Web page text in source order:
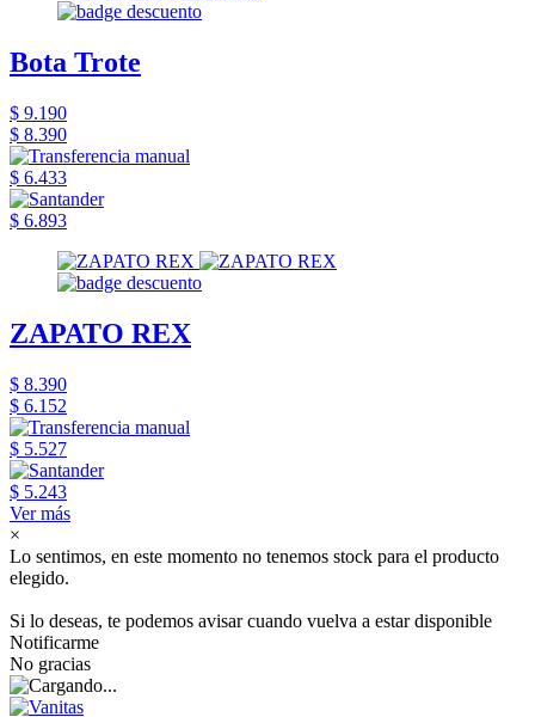
Bota Trote
$ 9.190
$ 8.390
$ 6.433
$ 6.893
ZAPATO REX
$ 8.390
$ 6.152
$ 5.527
$ 5.243
Ver más
×
Lo sentimos, en este momento no tenemos stock para el producto
elegido.
Si lo deseas, te podemos avisar cuando vuelva a estar disponible
Notificarme
No gracias